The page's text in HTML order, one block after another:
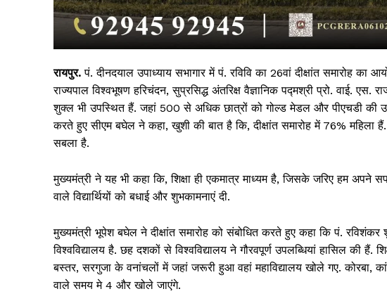
सिर्फ सच !!!
रायपुर. पं. दीनदयाल उपाध्याय सभागार में पं. रविवि का 26वां दीक्षांत समारोह
राज्यपाल विश्वभूषण हरिचंदन, सुप्रसिद्ध अंतरिक्ष वैज्ञानिक पद्मश्री प्रो. वाई. एस.
शुक्ल भी उपस्थित हैं. जहां 500 से अधिक छात्रों को गोल्ड मेडल और पीएचडी की
करते हुए सीएम बघेल ने कहा, खुशी की बात है कि, दीक्षांत समारोह में 76% महिला
सबला है.
मुख्यमंत्री ने यह भी कहा कि, शिक्षा ही एकमात्र माध्यम है, जिसके जरिए हम
वाले विद्यार्थियों को बधाई और शुभकामनाएं दी.
मुख्यमंत्री भूपेश बघेल ने दीक्षांत समारोह को संबोधित करते हुए कहा कि पं.
विश्वविद्यालय है. छह दशकों से विश्वविद्यालय ने गौरवपूर्ण उपलब्धियां हासिल की हैं.
बस्तर, सरगुजा के वनांचलों में जहां जरूरी हुआ वहां महाविद्यालय खोले गए. कोरबा,
वाले समय मे 4 और खोले जाएंगे.